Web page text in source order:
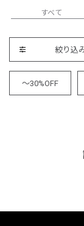
すべて
絞り込
～30%OFF